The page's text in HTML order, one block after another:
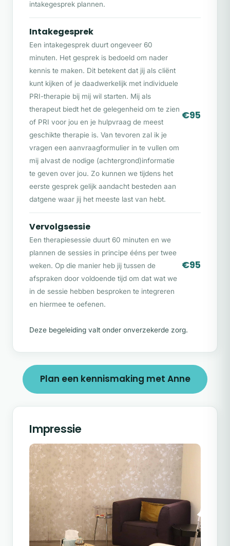
Er is een oplossing, ook voor jou
Of je nu worstelt met angst, depressieve
klachten, verslaving of boosheid: vanuit
mijn ervaring als mens en professional kan
ik je zeggen dat er een oplossing is. Een
diepgaande en concrete aanpak met een
blijvend resultaat.
Het kan echt, gelukkig zijn. Ook voor jou.
Ben je klaar om niet alleen symptomen te
bestrijden, maar de wortel van je klachten
aan te pakken? Neem contact op om te
ontdekken wat PRI voor jou kan betekenen.
intakegesprek plannen.
Intakegesprek
Een intakegesprek duurt ongeveer 60
minuten. Het gesprek is bedoeld om nader
kennis te maken. Dit betekent dat jij als cliënt
kunt kijken of je daadwerkelijk met individuele
PRI-therapie bij mij wil starten. Mij als
therapeut biedt het de gelegenheid om te zien
of PRI voor jou en je hulpvraag de meest
geschikte therapie is. Van tevoren zal ik je
vragen een aanvraagformulier in te vullen om
mij alvast de nodige (achtergrond)informatie
te geven over jou. Zo kunnen we tijdens het
eerste gesprek gelijk aandacht besteden aan
datgene waar jij het meeste last van hebt.
€95
Vervolgsessie
Een therapiesessie duurt 60 minuten en we
plannen de sessies in principe ééns per twee
weken. Op die manier heb jij tussen de
afspraken door voldoende tijd om dat wat we
in de sessie hebben besproken te integreren
en hiermee te oefenen.
€95
Deze begeleiding valt onder onverzekerde zorg.
Plan een kennismaking met Anne
Impressie